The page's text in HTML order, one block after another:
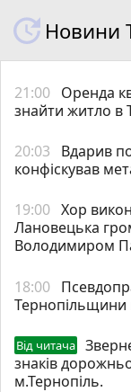
Новини
21:00 Оренда
знайти житло в
20:03
Вдарив
конфіскував
19:00 Хор
Лановецька
Володимиром
18:00
Тернопільщини
Від читача
знаків
м.Тернопіль.